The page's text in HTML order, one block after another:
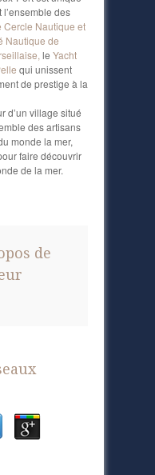
des
Cercle Nautique et
Nautique de
le Yacht
qui unissent
de prestige à la
d’un village situé
des artisans
monde la mer,
faire découvrir
de la mer.
de